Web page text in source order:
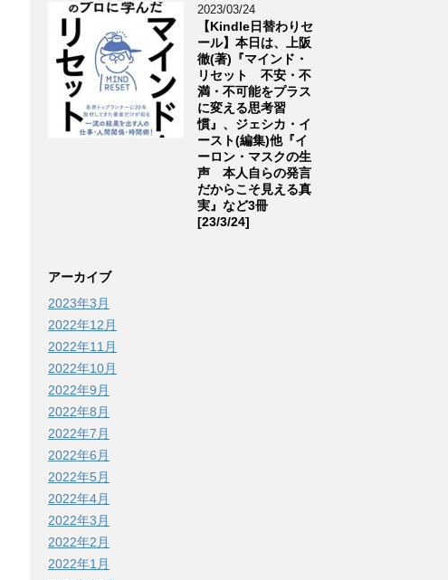
2023/03/24
【Kindle日替わりセ
ール】本日は、上阪
徹(著)『マインド・
リセット 不安・不
満・不可能をプラス
に変える思考習
慣』、ジェシカ・イ
ースト(編集)他『イ
ーロン・マスクの生
声 本人自らの発言
だからこそ見える真
実』など3冊
[23/3/24]
アーカイブ
2023年3月
2022年12月
2022年11月
2022年10月
2022年9月
2022年8月
2022年7月
2022年6月
2022年5月
2022年4月
2022年3月
2022年2月
2022年1月